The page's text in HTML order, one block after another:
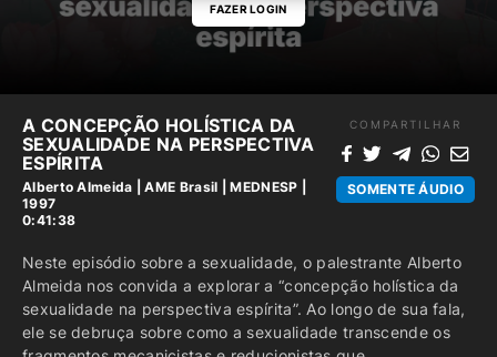
FAZER LOGIN
A CONCEPÇÃO HOLÍSTICA DA
SEXUALIDADE NA PERSPECTIVA
ESPÍRITA
Alberto Almeida |AME Brasil |MEDNESP |
1997
0:41:38
COMPARTILHAR
SOMENTE ÁUDIO
Neste episódio sobre a sexualidade, o palestrante Alberto
Almeida nos convida a explorar a “concepção holística da
sexualidade na perspectiva espírita”. Ao longo de sua fala,
ele se debruça sobre como a sexualidade transcende os